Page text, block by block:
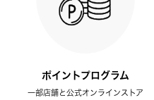
ポイントプログラム
一部店舗と公式オンラインストア